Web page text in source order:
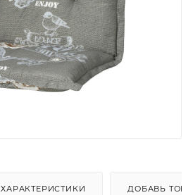
ХАРАКТЕРИСТИКИ ДОБАВЬ